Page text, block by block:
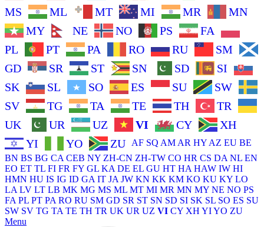
MS
ML MT MI MR
MN
MY
NE NO PS
FA
PL
PT PA RO RU
SM
GD
SR ST SN SD
SI
SK
SL SO ES SU
SW
SV
TG TA TE TH
TR
UK
UR UZ VI CY
XH
YI
YO ZU AF SQ AM AR HY AZ EU BE
BN BS BG CA CEB NY ZH-CN ZH-TW CO HR CS DA NL EN
EO ET TL FI FR FY GL KA DE EL GU HT HA HAW IW HI
HMN HU IS IG ID GA IT JA JW KN KK KM KO KU KY LO
LA LV LT LB MK MG MS ML MT MI MR MN MY NE NO PS
FA PL PT PA RO RU SM GD SR ST SN SD SI SK SL SO ES SU
SW SV TG TA TE TH TR UK UR UZ VI CY XH YIYO ZU
Menu